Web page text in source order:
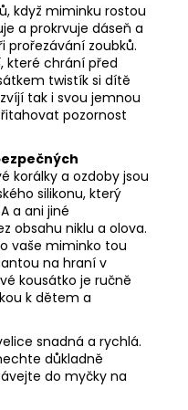
když miminku rostou
a prokrvuje dáseň a
prořezávání zoubků.
které chrání před
twistík si dítě
tak i svou jemnou
pozornost
korálky a ozdoby jsou
silikonu, který
a ani jiné
obsahu niklu a olova.
vaše miminko tou
na hraní v
kousátko je ručně
k dětem a
snadná a rychlá.
důkladně
do myčky na